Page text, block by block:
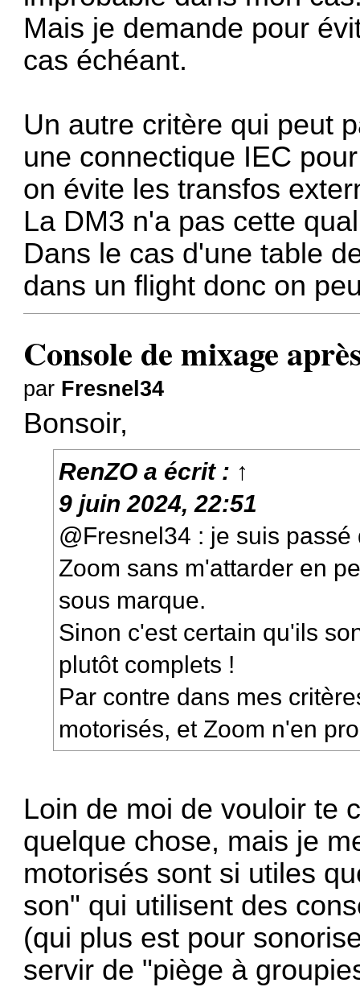
Mais je demande pour
cas échéant.
Un autre critère qui peut
une connectique IEC
on évite les transfos
La DM3 n'a pas cette
Dans le cas d'une table
dans un flight donc on
Console de mixage
par Fresnel34
Bonsoir,
RenZO a écrit : ↑
9 juin 2024, 22:51
@Fresnel34 : je suis
Zoom sans m'attarder en
sous marque.
Sinon c'est certain qu'ils
plutôt complets !
Par contre dans mes
motorisés, et Zoom n'en
Loin de moi de vouloir te
quelque chose, mais je
motorisés sont si utiles
son" qui utilisent des
(qui plus est pour
servir de "piège à